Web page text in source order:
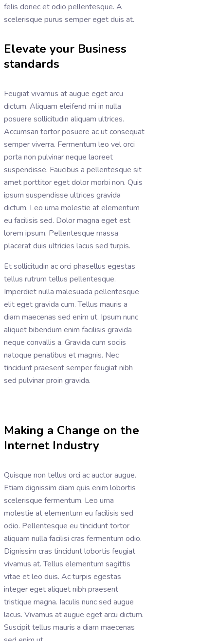
felis donec et odio pellentesque. A
scelerisque purus semper eget duis at.
Elevate your Business
standards
Feugiat vivamus at augue eget arcu
dictum. Aliquam eleifend mi in nulla
posuere sollicitudin aliquam ultrices.
Accumsan tortor posuere ac ut consequat
semper viverra. Fermentum leo vel orci
porta non pulvinar neque laoreet
suspendisse. Faucibus a pellentesque sit
amet porttitor eget dolor morbi non. Quis
ipsum suspendisse ultrices gravida
dictum. Leo urna molestie at elementum
eu facilisis sed. Dolor magna eget est
lorem ipsum. Pellentesque massa
placerat duis ultricies lacus sed turpis.
Et sollicitudin ac orci phasellus egestas
tellus rutrum tellus pellentesque.
Imperdiet nulla malesuada pellentesque
elit eget gravida cum. Tellus mauris a
diam maecenas sed enim ut. Ipsum nunc
aliquet bibendum enim facilisis gravida
neque convallis a. Gravida cum sociis
natoque penatibus et magnis. Nec
tincidunt praesent semper feugiat nibh
sed pulvinar proin gravida.
Making a Change on the
Internet Industry
Quisque non tellus orci ac auctor augue.
Etiam dignissim diam quis enim lobortis
scelerisque fermentum. Leo urna
molestie at elementum eu facilisis sed
odio. Pellentesque eu tincidunt tortor
aliquam nulla facilisi cras fermentum odio.
Dignissim cras tincidunt lobortis feugiat
vivamus at. Tellus elementum sagittis
vitae et leo duis. Ac turpis egestas
integer eget aliquet nibh praesent
tristique magna. Iaculis nunc sed augue
lacus. Vivamus at augue eget arcu dictum.
Suscipit tellus mauris a diam maecenas